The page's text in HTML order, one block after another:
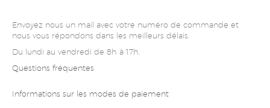
Envoyez nous un mail avec votre numéro de commande et
nous vous répondons dans les meilleurs délais.
Du lundi au vendredi de 8h à 17h.
Questions fréquentes
Informations sur les modes de paiement